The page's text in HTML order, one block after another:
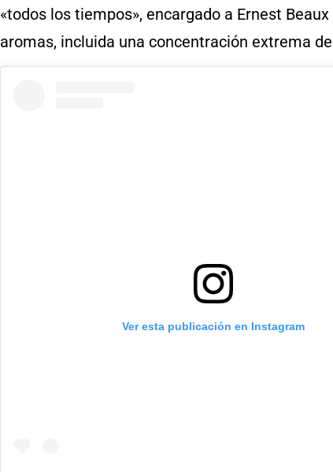
«todos los tiempos», encargado a Ernest
aromas, incluida una concentración extrema
Ver esta publicación en Instagram